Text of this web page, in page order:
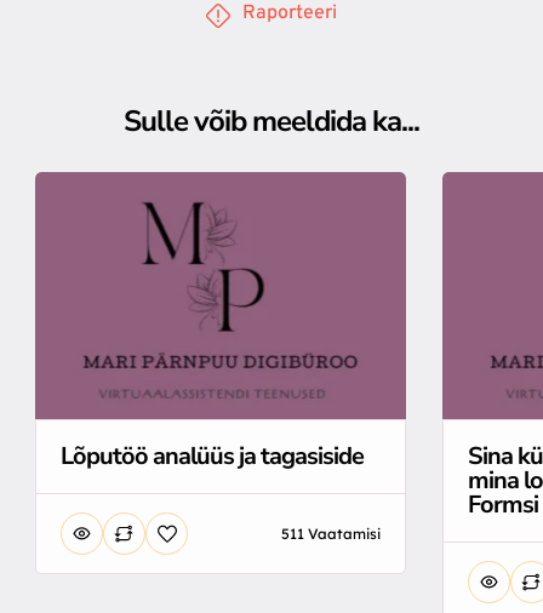
Raporteeri
Sulle võib meeldida ka...
Lõputöö analüüs ja tagasiside
511 Vaatamisi
Sina
mina
Formsi